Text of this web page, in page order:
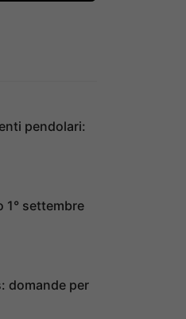
pendolari:
1° settembre
domande per